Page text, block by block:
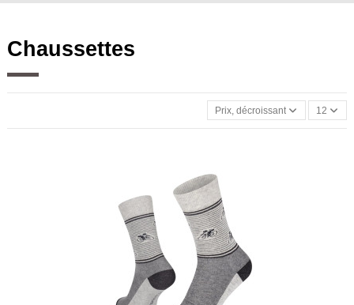
Chaussettes
Prix, décroissant 12